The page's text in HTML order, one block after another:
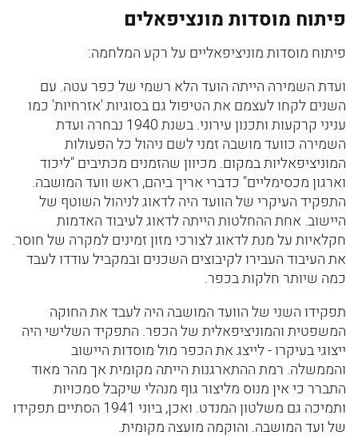
פיתוח מוסדות מונציפאלים
פיתוח מוסדות מוניציפאליים על רקע המלחמה:
ועדת השמירה הייתה הועד הלא רשמי של כפר עטה. עם
השנים לקחו לעצמם את הטיפול גם בסוגיות 'אזרחיות' כמו
עניני קרקעות ותכנון עירוני. בשנת 1940 נבחרה ועדת
השמירה כוועד מושבה זמני לשם ניהול כל הפעולות
המוניציפאליות במקום. מכיוון שהזמנים מכתיבים "ליכוד
וארגון מכסימליים" כדברי אריך ביהם, ראש וועד המושבה.
התפקיד העיקרי של הוועד היה לדאוג לניהול השוטף של
היישוב. אחת ההחלטות הייתה לדאוג לעיבוד האדמות
חקלאיות על מנת לדאוג לצורכי מזון זמינים למקרה של חוסר.
את העיבוד העבירו לקיבוצים השכנים ובמקביל עודדו לעבד
כמה שיותר חלקות בכפר.
תפקידו השני של הוועד המושבה היה לעבד את החוקה
המשפטית והמוניציפאלית של הכפר. התפקיד השלישי היה
ייצוגי בעיקרו - לייצג את הכפר מול מוסדות היישוב
והממשלה. רמת ההתארגנות הייתה מקומית אך מהר מאוד
התברר כי אין מנוס מליצור גוף מנהלי שיקבל סמכויות
ותמיכה גם משלטון המנדט. ואכן, ביוני 1941 הסתיים תפקידו
של ועד המושבה. והוקמה מועצה מקומית.